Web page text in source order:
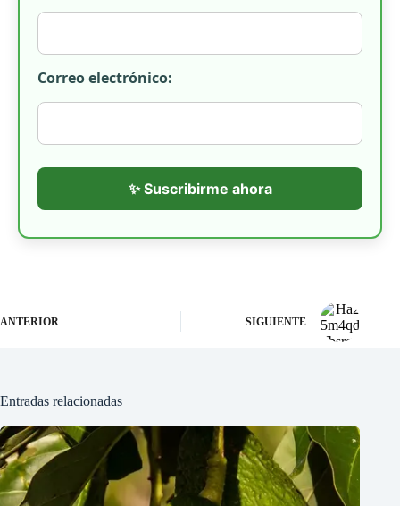
Correo electrónico:
✨ Suscribirme ahora
ANTERIOR SIGUIENTE
Entradas relacionadas